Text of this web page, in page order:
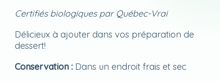
Certifiés biologiques par Québec-Vrai
Délicieux à ajouter dans vos préparation de
dessert!
Conservation : Dans un endroit frais et sec